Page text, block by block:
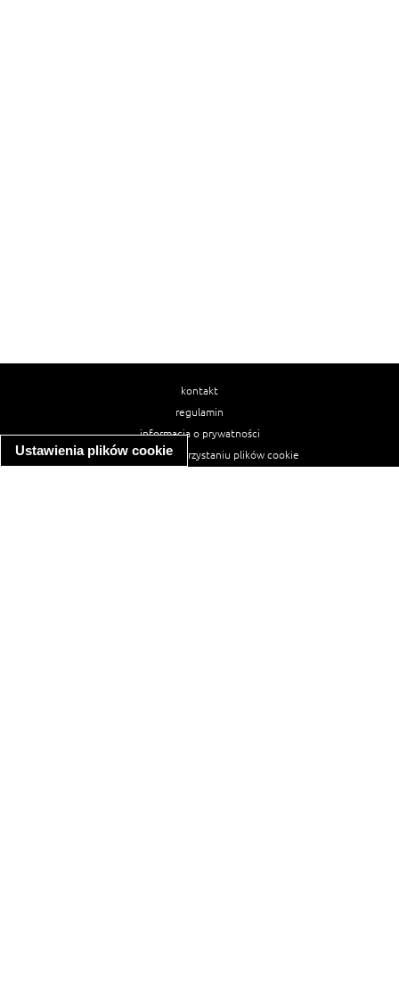
Ustawienia plików cookie
kontakt
regulamin
informacja o prywatności
informacja o wykorzystaniu plików cookie